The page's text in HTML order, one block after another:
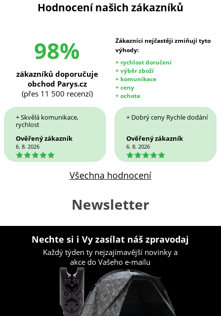
Hodnocení našich zákazníků
98%
Zákazníci nejčastěji zmiňují tyto
výhody:
+ rychlost doručení
+ výběr zboží
+ komunikace
+ ceny
+ ochota
zákazníků doporučuje
obchod Parys.cz
(přes 11 500 recenzí)
+ Skvělá komunikace,
rychlost
Ověřený zákazník
6. 8. 2026
5
+ Dobrý ceny Rychle dodání
Ověřený zákazník
6. 8. 2026
5
Všechna hodnocení
Newsletter
Nechte si i Vy zasílat náš zpravodaj
Každý týden ty nejzajímavější novinky a
akce do Vašeho e-mailu